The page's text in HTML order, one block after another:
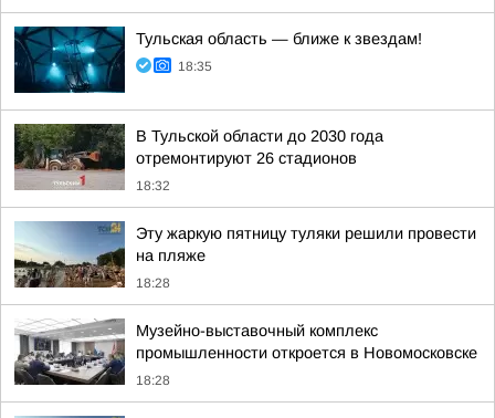
Тульская область — ближе к звездам!
18:35
В Тульской области до 2030 года
отремонтируют 26 стадионов
18:32
Эту жаркую пятницу туляки решили провести
на пляже
18:28
Музейно-выставочный комплекс
промышленности откроется в Новомосковске
18:28